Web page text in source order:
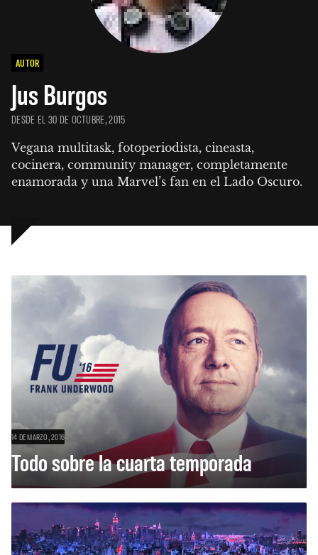
AUTOR
Jus Burgos
DESDE EL 30 DE OCTUBRE, 2015
Vegana multitask, fotoperiodista, cineasta,
cocinera, community manager, completamente
enamorada y una Marvel’s fan en el Lado Oscuro.
14 DE MARZO, 2016
Todo sobre la cuarta temporada